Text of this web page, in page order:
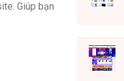
Giúp bạn